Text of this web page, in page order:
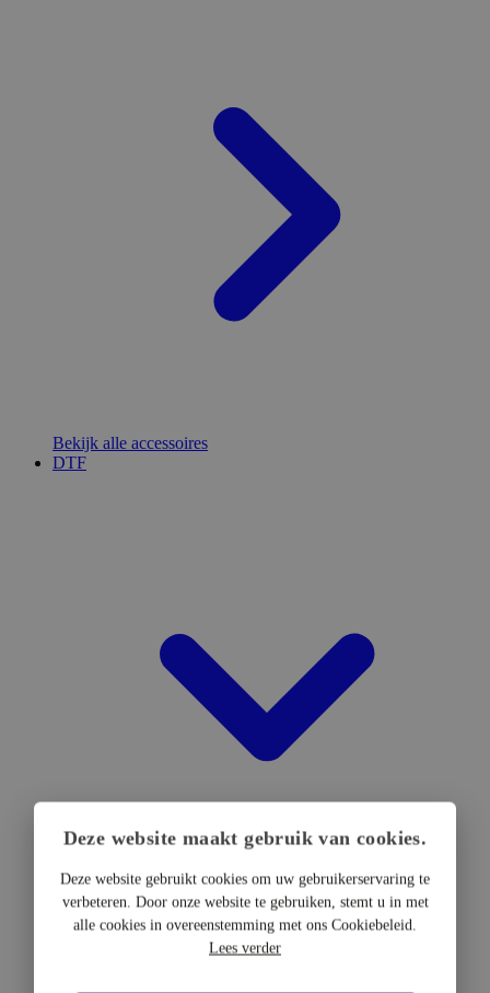
Bekijk alle accessoires
DTF
DTF Hardware
DTF Printers
Deze website maakt gebruik van cookies.
Deze website gebruikt cookies om uw gebruikerservaring te
verbeteren. Door onze website te gebruiken, stemt u in met
alle cookies in overeenstemming met ons Cookiebeleid.
Lees verder